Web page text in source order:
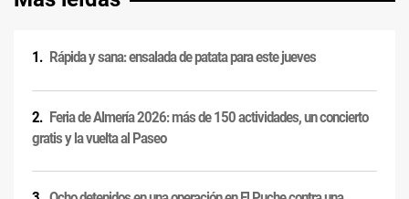
Rápida y sana: ensalada de patata para este jueves
Feria de Almería 2026: más de 150 actividades, un concierto
gratis y la vuelta al Paseo